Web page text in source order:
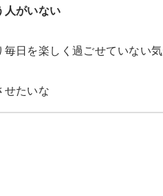
人がいない
毎日を楽しく過ごせていない
せたいな